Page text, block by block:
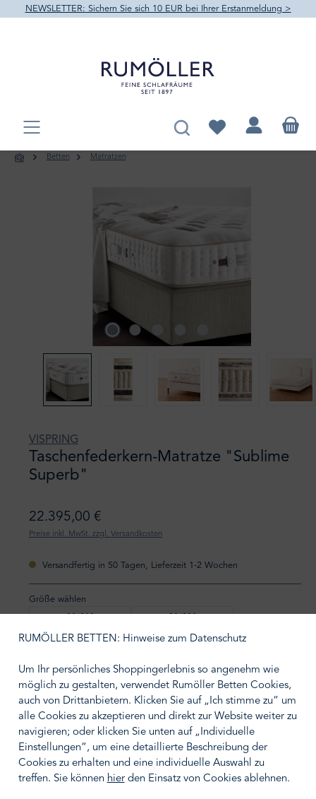
springen
NEWSLETTER: Sichern Sie sich 10 EUR bei Ihrer Erstanmeldung >
Du hast 0 Produkte
Betten Matratzen
VISPRING
Taschenfederkern-Matratze "Sublime
Superb"
22.395,00 €
Preise inkl. MwSt. zzgl. Versandkosten
Versandfertig in 50 Tagen, Lieferzeit 1-2 Wochen
Größe wählen
90/200
80/200
100/200 120/200
200/200
BERATUNGSTERMIN VEREINBAREN
Zum Merkzettel hinzufügen
RUMÖLLER BETTEN: Hinweise zum Datenschutz
Um Ihr persönliches Shoppingerlebnis so angenehm wie
möglich zu gestalten, verwendet Rumöller Betten Cookies,
auch von Drittanbietern. Klicken Sie auf „Ich stimme zu“ um
alle Cookies zu akzeptieren und direkt zur Website weiter zu
navigieren; oder klicken Sie unten auf „Individuelle
Einstellungen“, um eine detaillierte Beschreibung der
Cookies zu erhalten und eine individuelle Auswahl zu
treffen. Sie können hierden Einsatz von Cookies ablehnen.